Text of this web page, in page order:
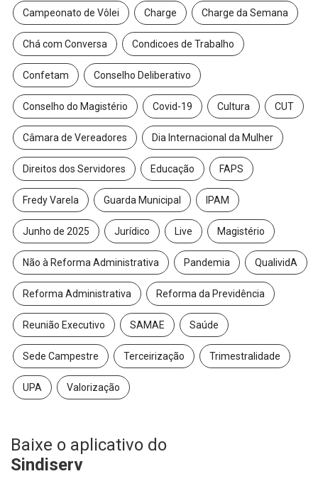
Campeonato de Vôlei Charge Charge da Semana
Chá com Conversa Condicoes de Trabalho
Confetam Conselho Deliberativo
Conselho do Magistério Covid-19 Cultura CUT
Câmara de Vereadores Dia Internacional da Mulher
Direitos dos Servidores Educação FAPS
Fredy Varela Guarda Municipal IPAM
Junho de 2025 Jurídico Live Magistério
Não à Reforma Administrativa Pandemia QualividA
Reforma Administrativa Reforma da Previdência
Reunião Executivo SAMAE Saúde
Sede Campestre Terceirização Trimestralidade
UPA Valorização
Baixe o aplicativo do
Sindiserv